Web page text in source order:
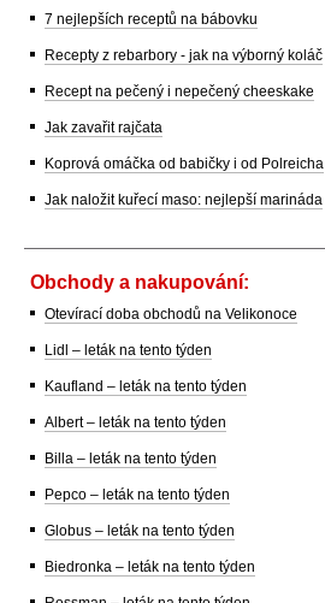
7 nejlepších receptů na bábovku
Recepty z rebarbory - jak na výborný koláč
Recept na pečený i nepečený cheeskake
Jak zavařit rajčata
Koprová omáčka od babičky i od Polreicha
Jak naložit kuřecí maso: nejlepší marináda
Obchody a nakupování:
Otevírací doba obchodů na Velikonoce
Lidl – leták na tento týden
Kaufland – leták na tento týden
Albert – leták na tento týden
Billa – leták na tento týden
Pepco – leták na tento týden
Globus – leták na tento týden
Biedronka – leták na tento týden